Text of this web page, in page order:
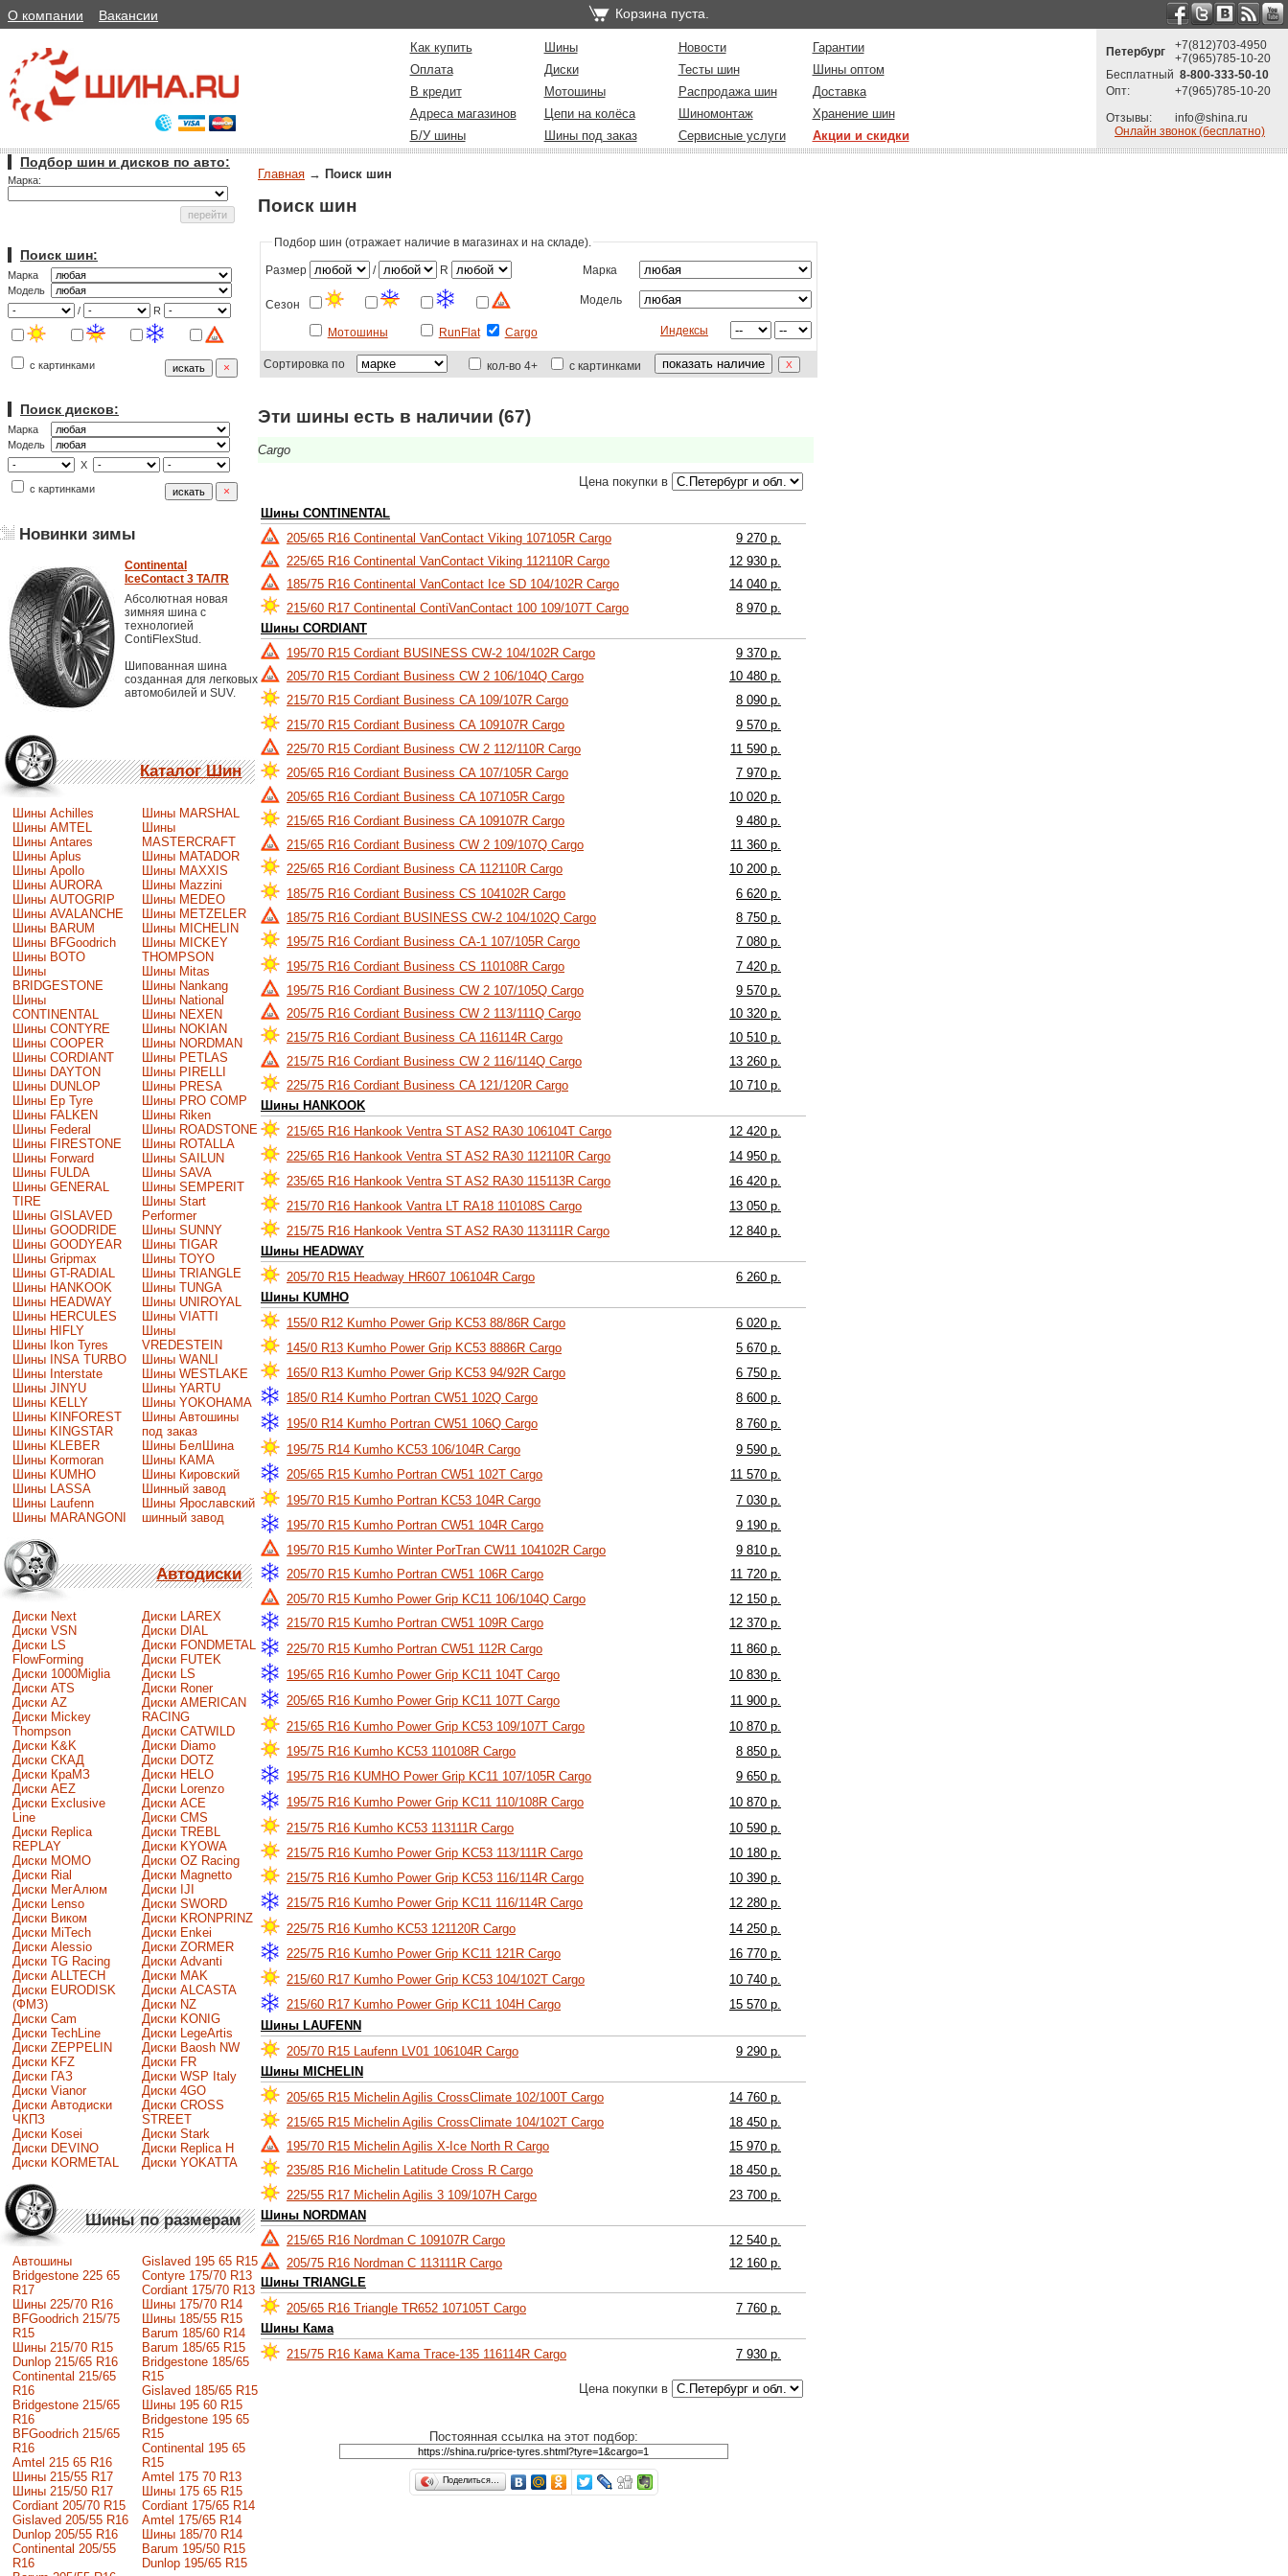
О компании Вакансии Корзина пуста.
Как купить Шины Новости
Гарантии
Оплата
Диски Тесты шин
Шины оптом
В кредит
Мотошины Распродажа шин
Доставка
Адреса магазинов
Цепи на колёса Шиномонтаж
Хранение шин
Б/У шины
Шины под заказ Сервисные услуги Акции и скидки
Петербург
+7(812)703-4950
+7(965)785-10-20
Бесплатный 8-800-333-50-10
Опт:
+7(965)785-10-20
Отзывы:
info@shina.ru
Онлайн звонок (бесплатно)
Подбор шин и дисков по авто:
Марка:
Поиск шин:
Марка
Модель
/
R
с картинками
Поиск дисков:
Марка
Модель
X
с картинками
Новинки зимы
Continental
IceContact 3 TA/TR
Абсолютная новая
зимняя шина с
технологией
ContiFlexStud.
Шипованная шина
созданная для легковых
автомобилей и SUV.
Каталог Шин
Шины Achilles
Шины AMTEL
Шины Antares
Шины Aplus
Шины Apollo
Шины AURORA
Шины AUTOGRIP
Шины AVALANCHE
Шины BARUM
Шины BFGoodrich
Шины BOTO
Шины
BRIDGESTONE
Шины
CONTINENTAL
Шины CONTYRE
Шины COOPER
Шины CORDIANT
Шины DAYTON
Шины DUNLOP
Шины Ep Tyre
Шины FALKEN
Шины Federal
Шины FIRESTONE
Шины Forward
Шины FULDA
Шины GENERAL
TIRE
Шины GISLAVED
Шины GOODRIDE
Шины GOODYEAR
Шины Gripmax
Шины GT-RADIAL
Шины HANKOOK
Шины HEADWAY
Шины HERCULES
Шины HIFLY
Шины Ikon Tyres
Шины INSA TURBO
Шины Interstate
Шины JINYU
Шины KELLY
Шины KINFOREST
Шины KINGSTAR
Шины KLEBER
Шины Kormoran
Шины KUMHO
Шины LASSA
Шины Laufenn
Шины MARANGONI
Шины MARSHAL
Шины
MASTERCRAFT
Шины MATADOR
Шины MAXXIS
Шины Mazzini
Шины MEDEO
Шины METZELER
Шины MICHELIN
Шины MICKEY
THOMPSON
Шины Mitas
Шины Nankang
Шины National
Шины NEXEN
Шины NOKIAN
Шины NORDMAN
Шины PETLAS
Шины PIRELLI
Шины PRESA
Шины PRO COMP
Шины Riken
Шины ROADSTONE
Шины ROTALLA
Шины SAILUN
Шины SAVA
Шины SEMPERIT
Шины Start
Performer
Шины SUNNY
Шины TIGAR
Шины TOYO
Шины TRIANGLE
Шины TUNGA
Шины UNIROYAL
Шины VIATTI
Шины
VREDESTEIN
Шины WANLI
Шины WESTLAKE
Шины YARTU
Шины YOKOHAMA
Шины Автошины
под заказ
Шины БелШина
Шины КАМА
Шины Кировский
Шинный завод
Шины Ярославский
шинный завод
Автодиски
Диски Next
Диски VSN
Диски LS
FlowForming
Диски 1000Miglia
Диски ATS
Диски AZ
Диски Mickey
Thompson
Диски K&K
Диски СКАД
Диски КраМЗ
Диски AEZ
Диски Exclusive
Line
Диски Replica
REPLAY
Диски MOMO
Диски Rial
Диски МегАлюм
Диски Lenso
Диски Виком
Диски MiTech
Диски Alessio
Диски TG Racing
Диски ALLTECH
Диски EURODISK
(ФМЗ)
Диски Cam
Диски TechLine
Диски ZEPPELIN
Диски KFZ
Диски ГАЗ
Диски Vianor
Диски Автодиски
ЧКПЗ
Диски Kosei
Диски DEVINO
Диски KORMETAL
Диски LAREX
Диски DIAL
Диски FONDMETAL
Диски FUTEK
Диски LS
Диски Roner
Диски AMERICAN
RACING
Диски CATWILD
Диски Diamo
Диски DOTZ
Диски HELO
Диски Lorenzo
Диски ACE
Диски CMS
Диски TREBL
Диски KYOWA
Диски OZ Racing
Диски Magnetto
Диски IJI
Диски SWORD
Диски KRONPRINZ
Диски Enkei
Диски ZORMER
Диски Advanti
Диски MAK
Диски ALCASTA
Диски NZ
Диски KONIG
Диски LegeArtis
Диски Baosh NW
Диски FR
Диски WSP Italy
Диски 4GO
Диски CROSS
STREET
Диски Stark
Диски Replica H
Диски YOKATTA
Шины по размерам
Автошины
Bridgestone 225 65
R17
Шины 225/70 R16
BFGoodrich 215/75
R15
Шины 215/70 R15
Dunlop 215/65 R16
Continental 215/65
R16
Bridgestone 215/65
R16
BFGoodrich 215/65
R16
Amtel 215 65 R16
Шины 215/55 R17
Шины 215/50 R17
Сordiant 205/70 R15
Gislaved 205/55 R16
Dunlop 205/55 R16
Continental 205/55
R16
Gislaved 195 65 R15
Contyre 175/70 R13
Cordiant 175/70 R13
Шины 175/70 R14
Шины 185/55 R15
Barum 185/60 R14
Barum 185/65 R15
Bridgestone 185/65
R15
Gislaved 185/65 R15
Шины 195 60 R15
Bridgestone 195 65
R15
Continental 195 65
R15
Amtel 175 70 R13
Шины 175 65 R15
Cordiant 175/65 R14
Amtel 175/65 R14
Шины 185/70 R14
Barum 195/50 R15
Dunlop 195/65 R15
Главная → Поиск шин
Поиск шин
Подбор шин (отражает наличие в магазинах и на складе)
Размер / R Марка
Сезон Модель
Мотошины RunFlat Cargo Индексы
Сортировка по кол-во 4+ с картинками
Эти шины есть в наличии (67)
Cargo
Цена покупки в
Шины CONTINENTAL
205/65 R16 Continental VanContact Viking 107105R Cargo
9 270 р.
225/65 R16 Continental VanContact Viking 112110R Cargo
12 930 р.
185/75 R16 Continental VanContact Ice SD 104/102R Cargo
14 040 р.
215/60 R17 Continental ContiVanContact 100 109/107T Cargo
8 970 р.
Шины CORDIANT
195/70 R15 Cordiant BUSINESS CW-2 104/102R Cargo
9 370 р.
205/70 R15 Cordiant Business CW 2 106/104Q Cargo
10 480 р.
215/70 R15 Cordiant Business CA 109/107R Cargo
8 090 р.
215/70 R15 Cordiant Business CA 109107R Cargo
9 570 р.
225/70 R15 Cordiant Business CW 2 112/110R Cargo
11 590 р.
205/65 R16 Cordiant Business CA 107/105R Cargo
7 970 р.
205/65 R16 Cordiant Business CA 107105R Cargo
10 020 р.
215/65 R16 Cordiant Business CA 109107R Cargo
9 480 р.
215/65 R16 Cordiant Business CW 2 109/107Q Cargo
11 360 р.
225/65 R16 Cordiant Business CA 112110R Cargo
10 200 р.
185/75 R16 Cordiant Business CS 104102R Cargo
6 620 р.
185/75 R16 Cordiant BUSINESS CW-2 104/102Q Cargo
8 750 р.
195/75 R16 Cordiant Business CA-1 107/105R Cargo
7 080 р.
195/75 R16 Cordiant Business CS 110108R Cargo
7 420 р.
195/75 R16 Cordiant Business CW 2 107/105Q Cargo
9 570 р.
205/75 R16 Cordiant Business CW 2 113/111Q Cargo
10 320 р.
215/75 R16 Cordiant Business CA 116114R Cargo
10 510 р.
215/75 R16 Cordiant Business CW 2 116/114Q Cargo
13 260 р.
225/75 R16 Cordiant Business CA 121/120R Cargo
10 710 р.
Шины HANKOOK
215/65 R16 Hankook Ventra ST AS2 RA30 106104T Cargo
12 420 р.
225/65 R16 Hankook Ventra ST AS2 RA30 112110R Cargo
14 950 р.
235/65 R16 Hankook Ventra ST AS2 RA30 115113R Cargo
16 420 р.
215/70 R16 Hankook Vantra LT RA18 110108S Cargo
13 050 р.
215/75 R16 Hankook Ventra ST AS2 RA30 113111R Cargo
12 840 р.
Шины HEADWAY
205/70 R15 Headway HR607 106104R Cargo
6 260 р.
Шины KUMHO
155/0 R12 Kumho Power Grip KC53 88/86R Cargo
6 020 р.
145/0 R13 Kumho Power Grip KC53 8886R Cargo
5 670 р.
165/0 R13 Kumho Power Grip KC53 94/92R Cargo
6 750 р.
185/0 R14 Kumho Portran CW51 102Q Cargo
8 600 р.
195/0 R14 Kumho Portran CW51 106Q Cargo
8 760 р.
195/75 R14 Kumho KC53 106/104R Cargo
9 590 р.
205/65 R15 Kumho Portran CW51 102T Cargo
11 570 р.
195/70 R15 Kumho Portran KC53 104R Cargo
7 030 р.
195/70 R15 Kumho Portran CW51 104R Cargo
9 190 р.
195/70 R15 Kumho Winter PorTran CW11 104102R Cargo
9 810 р.
205/70 R15 Kumho Portran CW51 106R Cargo
11 720 р.
205/70 R15 Kumho Power Grip KC11 106/104Q Cargo
12 150 р.
215/70 R15 Kumho Portran CW51 109R Cargo
12 370 р.
225/70 R15 Kumho Portran CW51 112R Cargo
11 860 р.
195/65 R16 Kumho Power Grip KC11 104T Cargo
10 830 р.
205/65 R16 Kumho Power Grip KC11 107T Cargo
11 900 р.
215/65 R16 Kumho Power Grip KC53 109/107T Cargo
10 870 р.
195/75 R16 Kumho KC53 110108R Cargo
8 850 р.
195/75 R16 KUMHO Power Grip KC11 107/105R Cargo
9 650 р.
195/75 R16 Kumho Power Grip KC11 110/108R Cargo
10 870 р.
215/75 R16 Kumho KC53 113111R Cargo
10 590 р.
215/75 R16 Kumho Power Grip KC53 113/111R Cargo
10 180 р.
215/75 R16 Kumho Power Grip KC53 116/114R Cargo
10 390 р.
215/75 R16 Kumho Power Grip KC11 116/114R Cargo
12 280 р.
225/75 R16 Kumho KC53 121120R Cargo
14 250 р.
225/75 R16 Kumho Power Grip KC11 121R Cargo
16 770 р.
215/60 R17 Kumho Power Grip KC53 104/102T Cargo
10 740 р.
215/60 R17 Kumho Power Grip KC11 104H Cargo
15 570 р.
Шины LAUFENN
205/70 R15 Laufenn LV01 106104R Cargo
9 290 р.
Шины MICHELIN
205/65 R15 Michelin Agilis CrossClimate 102/100T Cargo
14 760 р.
215/65 R15 Michelin Agilis CrossClimate 104/102T Cargo
18 450 р.
195/70 R15 Michelin Agilis X-Ice North R Cargo
15 970 р.
235/85 R16 Michelin Latitude Cross R Cargo
18 450 р.
225/55 R17 Michelin Agilis 3 109/107H Cargo
23 700 р.
Шины NORDMAN
215/65 R16 Nordman C 109107R Cargo
12 540 р.
205/75 R16 Nordman C 113111R Cargo
12 160 р.
Шины TRIANGLE
205/65 R16 Triangle TR652 107105T Cargo
7 760 р.
Шины Кама
215/75 R16 Кама Kama Trace-135 116114R Cargo
7 930 р.
Цена покупки в
Постоянная ссылка на этот подбор:
Поделиться…